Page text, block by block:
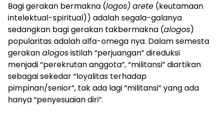
Bagi gerakan bermakna (logos) arete (keutamaan
intelektual-spiritual)) adalah segala-galanya
sedangkan bagi gerakan takbermakna (alogos)
popularitas adalah alfa-omega nya. Dalam semesta
gerakanalogosistilah “perjuangan” direduksi
menjadi “perekrutan anggota”, “militansi” diartikan
sebagai sekedar “loyalitas terhadap
pimpinan/senior”, tak ada lagi “militansi” yang ada
hanya “penyesuaian diri”.